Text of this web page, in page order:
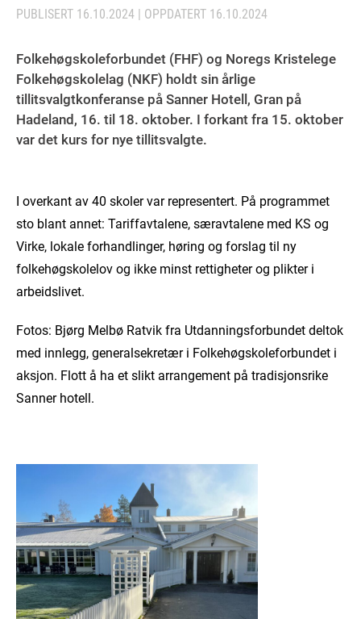
PUBLISERT 16.10.2024 | OPPDATERT 16.10.2024
Folkehøgskoleforbundet (FHF) og Noregs Kristelege
Folkehøgskolelag (NKF) holdt sin årlige
tillitsvalgtkonferanse på Sanner Hotell, Gran på
Hadeland, 16. til 18. oktober. I forkant fra 15. oktober
var det kurs for nye tillitsvalgte.
I overkant av 40 skoler var representert. På programmet
sto blant annet: Tariffavtalene, særavtalene med KS og
Virke, lokale forhandlinger, høring og forslag til ny
folkehøgskolelov og ikke minst rettigheter og plikter i
arbeidslivet.
Fotos: Bjørg Melbø Ratvik fra Utdanningsforbundet deltok
med innlegg, generalsekretær i Folkehøgskoleforbundet i
aksjon. Flott å ha et slikt arrangement på tradisjonsrike
Sanner hotell.